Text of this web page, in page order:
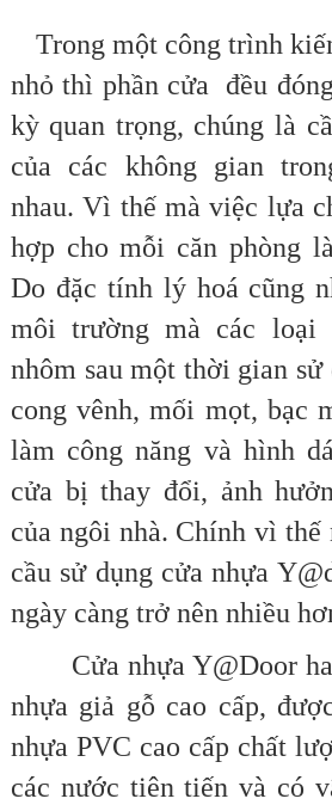
Trong một công trình
nhỏ thì phần cửa đều
kỳ quan trọng, chúng là
của các không gian
nhau. Vì thế mà việc lựa
hợp cho mỗi căn phòng
Do đặc tính lý hoá cũng
môi trường mà các loại
nhôm sau một thời gian sử
cong vênh, mối mọt, bạc
làm công năng và hình
cửa bị thay đổi, ảnh
của ngôi nhà. Chính vì thế
cầu sử dụng cửa nhựa
ngày càng trở nên nhiều
Cửa nhựa Y@Door
nhựa giả gỗ cao cấp,
nhựa PVC cao cấp chất
các nước tiên tiến và có